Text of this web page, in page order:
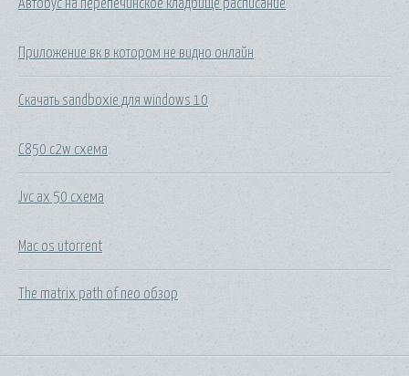
Автобус на перепечинское кладбище расписание
Приложение вк в котором не видно онлайн
Скачать sandboxie для windows 10
C850 c2w схема
Jvc ax 50 схема
Mac os utorrent
The matrix path of neo обзор